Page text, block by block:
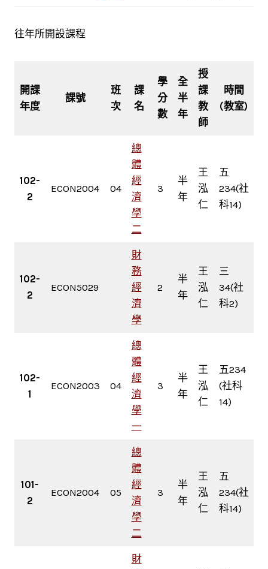
往年所開設課程
開課
年度
課號
班
次
課
名
學
分
數
全
半
年
授
課
教
師
時間
(教室)
102-
2
ECON2004 04
總
體
經
濟
學
二
3
半
年
王
泓
仁
五
234(社
科14)
102-
2
ECON5029
財
務
經
濟
學
2
半
年
王
泓
仁
三
34(社
科2)
102-
1
ECON2003 04
總
體
經
濟
學
一
3
半
年
王
泓
仁
五234
(社科
14)
101-
2
ECON2004 05
總
體
經
濟
學
二
3
半
年
王
泓
仁
五
234(社
科14)
財